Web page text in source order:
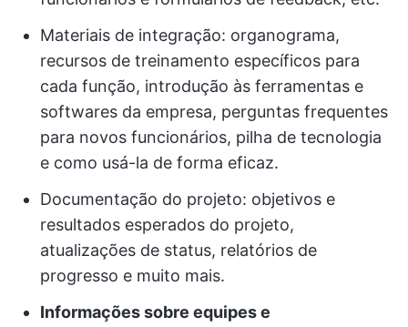
Materiais de integração: organograma,
recursos de treinamento específicos para
cada função, introdução às ferramentas e
softwares da empresa, perguntas frequentes
para novos funcionários, pilha de tecnologia
e como usá-la de forma eficaz.
Documentação do projeto: objetivos e
resultados esperados do projeto,
atualizações de status, relatórios de
progresso e muito mais.
Informações sobre equipes e